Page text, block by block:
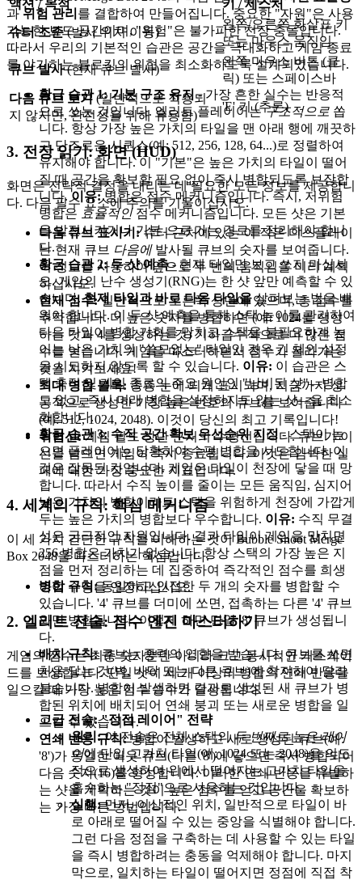
액션 / 목적 키 / 제스처
슈터 조준(발사 위치 이동)
왼쪽/오른쪽 화살표 키
또는 마우스 움직임
큐브 발사(현재 큐브 발사)
왼쪽 마우스 버튼 (클
릭) 또는 스페이스바
다음 큐브 보기(일반적으로 적용되
지 않지만, 완전성을 위해 유용함)
'E' 키 (추론)
3. 전장 읽기: 화면 (HUD)
화면은 전략적 결정을 내리는 데 필요한 모든 정보를 제공합니
다. 다음 필수 요소에 주의를 기울이십시오.
다음 큐브 표시기:슈터 근처에 있는 이 작은 디스플레이
는 현재 큐브 다음에발사될 큐브의 숫자를 보여줍니다.
이 정보를 사용하여 앞으로 두 번의 움직임을 미리 계획
하십시오.
현재 점수:일반적으로 오른쪽 상단에 있으며, 총 점수를
추적합니다. 더 높은 숫자를 병합하면 (예: 1024를 생성
하는 것과 4를 생성하는 것) 기하급수적으로 더 많은 점
수를 얻습니다. 게임을 마스터하면서 점수가 올라가는
것을 지켜보세요!
최대 병합 블록: 종종 눈에 띄게 표시되며, 지금까지 성
공적으로 생성한 가장 높은 번호의 큐브를 보여줍니다
(예: 512, 1024, 2048). 이것이 당신의 최고 기록입니다!
위험선:게임 필드 상단 근처의 수평선입니다. 큐브가 이
선을 넘으면 게임이 즉시 종료됩니다. 이것은 임박한 실
패에 대한 가장 중요한 지표입니다.
4. 세계의 규칙: 핵심 메커니즘
이 세 가지 간단한 규칙을 이해하는 것이 Bubble Shoot Merge
Box 2048을 마스터하는 핵심입니다.
병합 규칙:동일하고 인접한 두 개의 숫자를 병합할 수
있습니다. '4' 큐브를 더미에 쏘면, 접촉하는 다른 '4' 큐브
와만 병합됩니다. 이렇게 하면 단일 '8' 큐브가 생성됩니
다.
배치 규칙:큐브는 중력의 영향을 받습니다. 큐브를 쏘면
처음 닿는 것(벽, 바닥 또는 다른 큐브)에 착지하여 달라
붙습니다. 병합이 발생하면 결과로 생성된 새 큐브가 병
합된 위치에 배치되어 연쇄 붕괴 또는 새로운 병합을 일
으킬 수 있습니다.
연쇄 반응 규칙:병합이 발생하고 새로 생성된 큐브(예:
'8')가 동일한 이웃 큐브(다른 '8')에 닿으면 즉시 병합되어
다음 숫자(16)를 형성합니다. 이러한 연쇄 반응을 유발하
는 샷을 계획하는 것이 높은 점수를 얻고 공간을 확보하
는 가장 빠른 방법입니다.
과위험 관리 를 결합하여 만들어집니다. 중요한 "자원"은 사용
가능한 보드 공간이며, "위험"은 불가피한 천장 충돌입니다.
따라서 우리의 기본적인 습관은 공간을 극대화하고 게임 종료
를 야기하는 블로킹의 위협을 최소화하도록 설계되었습니다.
황금 습관 1: 기본 구조 유지 - 가장 흔한 실수는 반응적
으로 쏘는 것입니다. 엘리트 플레이어는구조적으로 쏩
니다. 항상 가장 높은 가치의 타일을 맨 아래 행에 깨끗하
고 단조로운 시퀀스(예: 512, 256, 128, 64...)로 정렬하여
유지해야 합니다. 이 "기본"은 높은 가치의 타일이 떨어
질 때 공간을 확보할 필요 없이 즉시 병합되도록 보장합
니다. 이유:병합은 점수 메커니즘입니다. 즉시, 저위험
병합은 효율적인점수 메커니즘입니다. 모든 샷은 기본
을 발전시키거나 기본으로가는 경로를 정리해야 합니
다.
황금 습관 2: 두 샷 예측- 현재 타일만 보고 쏘지 마십시
오. 게임의 난수 생성기(RNG)는 한 샷 앞만 예측할 수 있
습니다.현재 타일과 바로 다음 타일을살펴보는 법을 배
워야 합니다. 이 두 샷 예측을 통해 스택 높이를 관리하여
다음 타일이 병합 기회를 망치고 스택을 불필요하게 높
이는 낮은 가치의 "쓸모없는" 타일인 경우 긴 체인 설정
을 시도하지 않도록 할 수 있습니다. 이유: 이 습관은 스
택 축적 및 게임 종료의 주요 원인인 "낭비된 샷"—병합
도 없고, 즉시 미래 병합을 설정하지도 않는 샷—을 최소
화합니다.
황금 습관 3: 수직 공간 확보 우선순위 지정- 스택이 높
으면 플레이어는 당황하여 수평 병합을 시도합니다. 이
것은 잘못된 것입니다. 게임은 타일이 천장에 닿을 때 망
합니다. 따라서 수직 높이를 줄이는 모든 움직임, 심지어
낮은 가치의 병합이라도 스택을 위험하게 천장에 가깝게
두는 높은 가치의 병합보다 우수합니다. 이유: 수직 무결
성은 궁극적인 자원입니다. 결과 타일이 게임을 망치면
256 병합은 가치가 없습니다. 항상 스택의 가장 높은 지
점을 먼저 정리하는 데 집중하여 즉각적인 점수를 희생
하여 수명을 연장하십시오.
2. 엘리트 전술: 점수 엔진 마스터하기
게임의 점수는 최종 숫자뿐만 아니라 크고 동시적인 캐스케이
드를 보상합니다. 단일 샷이 세 개 이상의 병합의 연쇄 반응을
일으킬 때 가장 높은 점수 승수가 달성됩니다.
고급 전술: "정점 레이어" 전략
원리:이 전술은 전체 스택의두 번째로 높은 레이
어에 단일 고가치 타일(예: 1024 또는 2048)을 의도
적으로 생성하여 위에서 떨어지는 고가치 타일을
흡수하는 "정점"으로 사용하는 것입니다.
실행:먼저, 이상적인 위치, 일반적으로 타일이 바
로 아래로 떨어질 수 있는 중앙을 식별해야 합니다.
그런 다음 정점을 구축하는 데 사용할 수 있는 타일
을 즉시 병합하려는 충동을 억제해야 합니다. 마지
막으로, 일치하는 타일이 떨어지면 정점에 직접 착